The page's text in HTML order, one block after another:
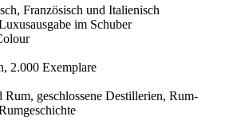
Französisch und Italienisch
im Schuber
2.000 Exemplare
geschlossene Destillerien, Rum-